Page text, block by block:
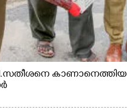
കാണാനെത്തിയ